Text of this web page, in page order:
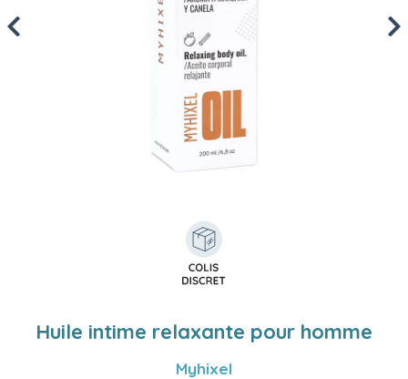
Previous
Huile intime relaxante pour homme
Myhixel